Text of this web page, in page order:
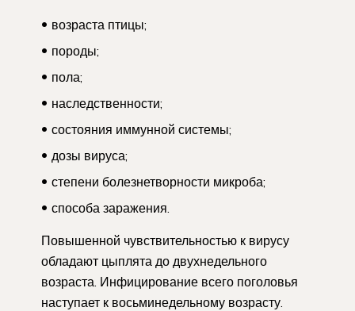
возраста птицы;
породы;
пола;
наследственности;
состояния иммунной системы;
дозы вируса;
степени болезнетворности микроба;
способа заражения.
Повышенной чувствительностью к вирусу
обладают цыплята до двухнедельного
возраста. Инфицирование всего поголовья
наступает к восьминедельному возрасту.